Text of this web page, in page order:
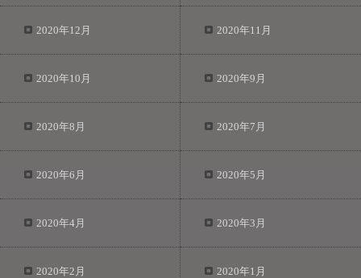
2020年12月 2020年11月
2020年10月 2020年9月
2020年8月 2020年7月
2020年6月 2020年5月
2020年4月 2020年3月
2020年2月 2020年1月